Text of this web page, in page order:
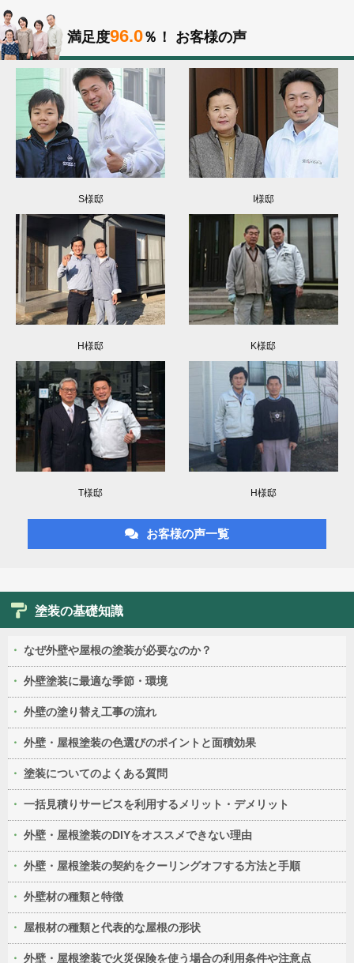
満足度96.0％！ お客様の声
S様邸 I様邸
H様邸 K様邸
T様邸 H様邸
お客様の声一覧
塗装の基礎知識
なぜ外壁や屋根の塗装が必要なのか？
外壁塗装に最適な季節・環境
外壁の塗り替え工事の流れ
外壁・屋根塗装の色選びのポイントと面積効果
塗装についてのよくある質問
一括見積りサービスを利用するメリット・デメリット
外壁・屋根塗装のDIYをオススメできない理由
外壁・屋根塗装の契約をクーリングオフする方法と手順
外壁材の種類と特徴
屋根材の種類と代表的な屋根の形状
外壁・屋根塗装で火災保険を使う場合の利用条件や注意点